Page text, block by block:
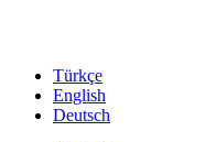
Türkçe
English
Deutsch